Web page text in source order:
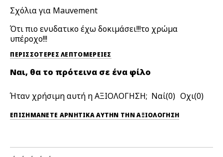
Σχόλια για Mauvement
Ότι πιο ενυδατικο έχω δοκιμάσει!!!το χρώμα
υπέροχο!!!
ΠΕΡΙΣΣΌΤΕΡΕΣ ΛΕΠΤΟΜΈΡΕΙΕΣ
Ναι, θα το πρότεινα σε ένα φίλο
Ήταν χρήσιμη αυτή η ΑΞΙΟΛΟΓΗΣΗ; 0 0
ΕΠΙΣΗΜΆΝΕΤΕ ΑΡΝΗΤΙΚΆ ΑΥΤΉΝ ΤΗΝ ΑΞΙΟΛΟΓΗΣΗ